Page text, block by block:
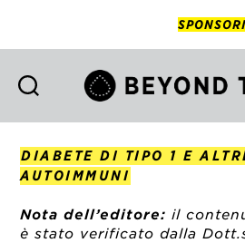
1
DIABETE DI TIPO 1 E
AUTOIMMUNI
Nota dell’editore: il
è stato verificato dalla